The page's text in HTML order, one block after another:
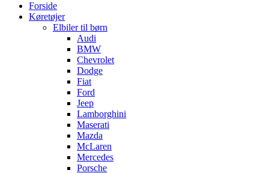
Forside
Køretøjer
Elbiler til børn
Audi
BMW
Chevrolet
Dodge
Fiat
Ford
Jeep
Lamborghini
Maserati
Mazda
McLaren
Mercedes
Porsche